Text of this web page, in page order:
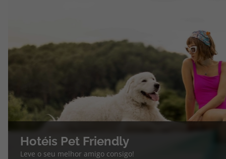
Hotéis Pet Friendly
Leve o seu melhor amigo consigo!